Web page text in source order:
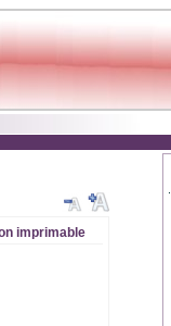
imprimable